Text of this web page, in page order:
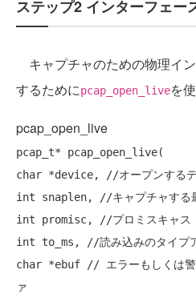
ステップ2 インターフェー
キャプチャのための物理イ
するためにpcap_open_liveを
pcap_open_live
char *device,
//オープンする
int snaplen,
//キャプチャする
int promisc,
//プロミスキャス
int to_ms,
//読み込みのタイプ
char *ebuf
// エラーもしくは警
ァ